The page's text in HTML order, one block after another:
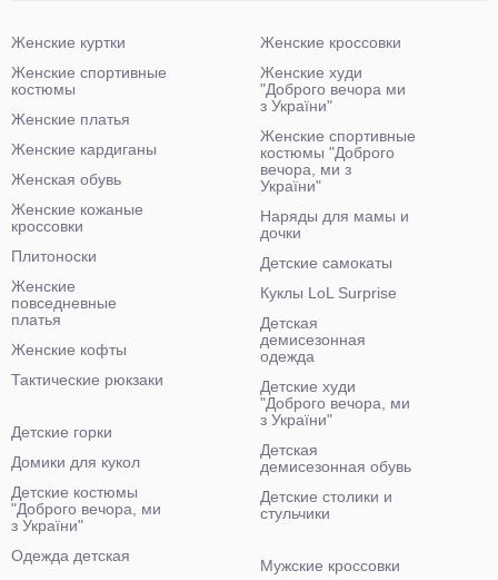
Женские куртки
Женские спортивные
костюмы
Женские платья
Женские кардиганы
Женская обувь
Женские кожаные
кроссовки
Плитоноски
Женские
повседневные
платья
Женские кофты
Тактические рюкзаки
Женские кроссовки
Женские худи
"Доброго вечора ми
з України"
Женские спортивные
костюмы "Доброго
вечора, ми з
України"
Наряды для мамы и
дочки
Детские самокаты
Куклы LoL Surprise
Детская
демисезонная
одежда
Детские худи
"Доброго вечора, ми
з України"
Детская
демисезонная обувь
Детские столики и
стульчики
Детские горки
Домики для кукол
Детские костюмы
"Доброго вечора, ми
з України"
Одежда детская
Мужские кроссовки